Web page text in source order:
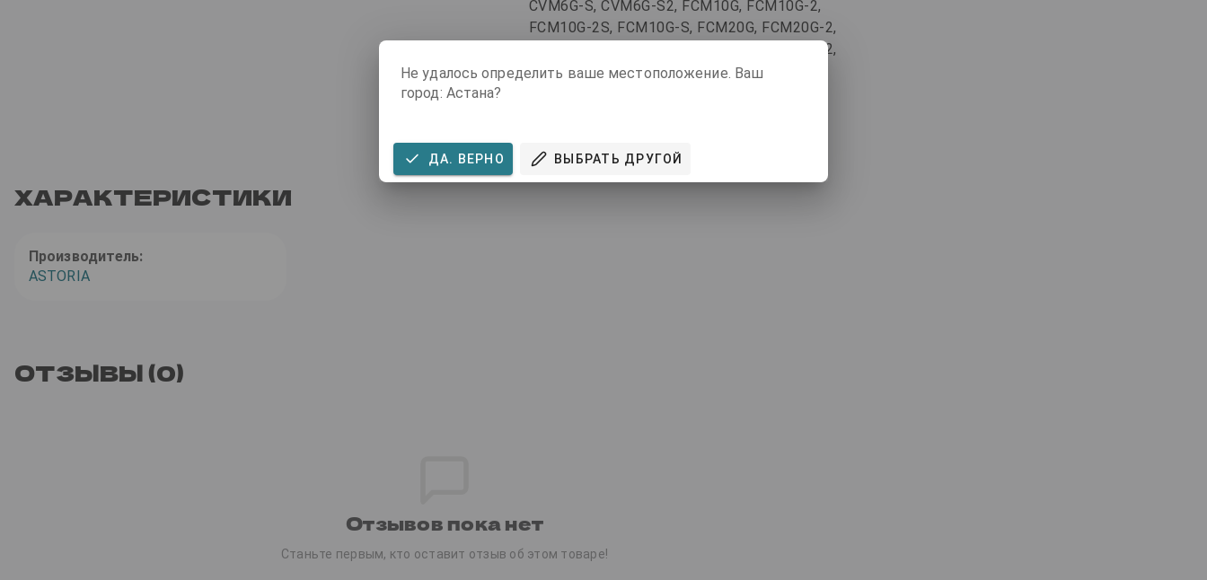
CVM6G-S, CVM6G-S2, FCM10G, FCM10G-2,
FCM10G-2S, FCM10G-S, FCM20G, FCM20G-2,
FCM20G-2S, FCM20G-S, FCM21G, FCM21G-2,
FCM21G-2S, FCM21G-S, FCM6G, FCM6G-2,
ХАРАКТЕРИСТИКИ
Производитель:
ASTORIA
ОТЗЫВЫ (0)
Отзывов пока нет
Станьте первым, кто оставит отзыв об этом товаре!
Не удалось определить ваше местоположение. Ваш
город: Астана?
ДА. ВЕРНО ВЫБРАТЬ ДРУГОЙ